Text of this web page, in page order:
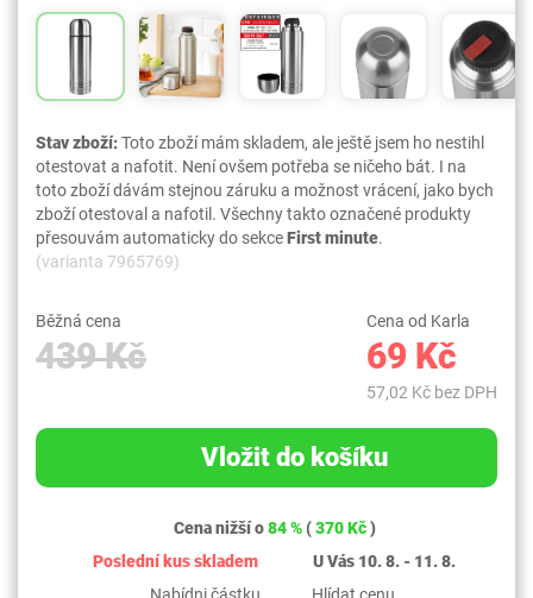
Stav zboží:Toto zboží mám skladem, ale ještě jsem ho nestihl
otestovat a nafotit. Není ovšem potřeba se ničeho bát. I na
toto zboží dávám stejnou záruku a možnost vrácení, jako bych
zboží otestoval a nafotil. Všechny takto označené produkty
přesouvám automaticky do sekceFirst minute.
(varianta 7965769)
Běžná cena
439 Kč
Cena od Karla
69 Kč
57,02 Kč bez DPH
Vložit do košíku
Cena nižší o84 %(370 Kč)
Poslední kus skladem
U Vás 10. 8. - 11. 8.